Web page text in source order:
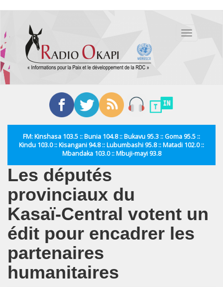
contenu
principal
Toggle
FM: Kinshasa 103.5 :: Bunia 104.8 :: Bukavu 95.3 :: Goma 95.5 ::
Kindu 103.0 :: Kisangani 94.8 :: Lubumbashi 95.8 :: Matadi 102.0 ::
Mbandaka 103.0 :: Mbuji-mayi 93.8
Les députés
provinciaux du
Kasaï‑Central votent un
édit pour encadrer les
partenaires
humanitaires